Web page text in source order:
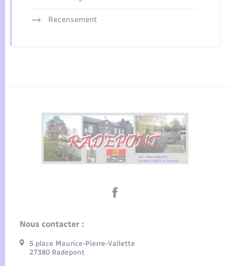
Recensement
Nous contacter :
5 place Maurice-Pierre-Vallette
27380 Radepont